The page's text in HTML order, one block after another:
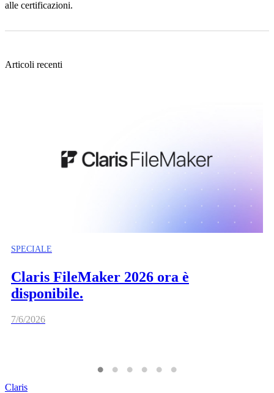
alle certificazioni.
Articoli recenti
SPECIALE
Claris FileMaker 2026 ora è
disponibile.
7/6/2026
Claris